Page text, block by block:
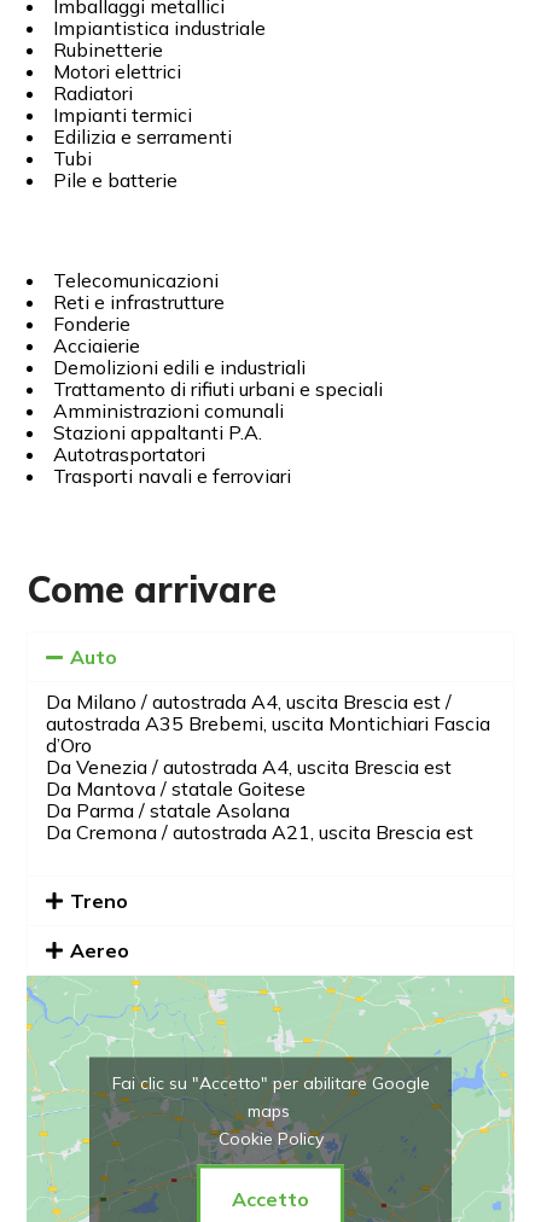
Imballaggi metallici
Impiantistica industriale
Rubinetterie
Motori elettrici
Radiatori
Impianti termici
Edilizia e serramenti
Tubi
Pile e batterie
Telecomunicazioni
Reti e infrastrutture
Fonderie
Acciaierie
Demolizioni edili e industriali
Trattamento di rifiuti urbani e speciali
Amministrazioni comunali
Stazioni appaltanti P.A.
Autotrasportatori
Trasporti navali e ferroviari
Come arrivare
Auto
Da Milano / autostrada A4, uscita Brescia est /
autostrada A35 Brebemi, uscita Montichiari Fascia
d’Oro
Da Venezia / autostrada A4, uscita Brescia est
Da Mantova / statale Goitese
Da Parma / statale Asolana
Da Cremona / autostrada A21, uscita Brescia est
Treno
Aereo
Fai clic su "Accetto" per abilitare Google
maps
Cookie Policy
Accetto